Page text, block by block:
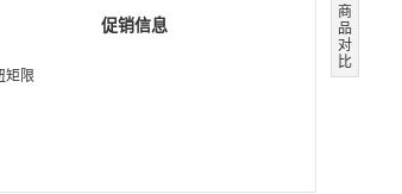
矩限
促销信息
商
品
对
比